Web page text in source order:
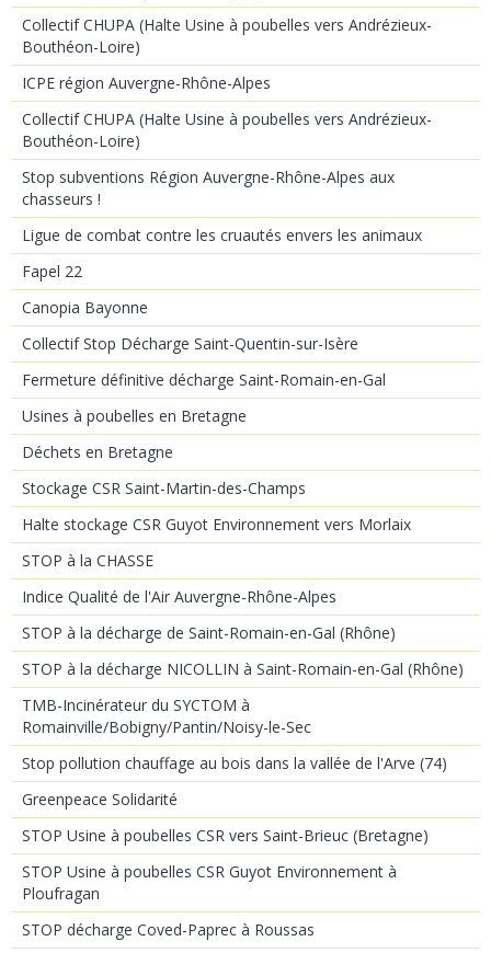
Collectif CHUPA (Halte Usine à poubelles vers Andrézieux-
Bouthéon-Loire)
ICPE région Auvergne-Rhône-Alpes
Collectif CHUPA (Halte Usine à poubelles vers Andrézieux-
Bouthéon-Loire)
Stop subventions Région Auvergne-Rhône-Alpes aux
chasseurs !
Ligue de combat contre les cruautés envers les animaux
Fapel 22
Canopia Bayonne
Collectif Stop Décharge Saint-Quentin-sur-Isère
Fermeture définitive décharge Saint-Romain-en-Gal
Usines à poubelles en Bretagne
Déchets en Bretagne
Stockage CSR Saint-Martin-des-Champs
Halte stockage CSR Guyot Environnement vers Morlaix
STOP à la CHASSE
Indice Qualité de l'Air Auvergne-Rhône-Alpes
STOP à la décharge de Saint-Romain-en-Gal (Rhône)
STOP à la décharge NICOLLIN à Saint-Romain-en-Gal (Rhône)
TMB-Incinérateur du SYCTOM à
Romainville/Bobigny/Pantin/Noisy-le-Sec
Stop pollution chauffage au bois dans la vallée de l'Arve (74)
Greenpeace Solidarité
STOP Usine à poubelles CSR vers Saint-Brieuc (Bretagne)
STOP Usine à poubelles CSR Guyot Environnement à
Ploufragan
STOP décharge Coved-Paprec à Roussas